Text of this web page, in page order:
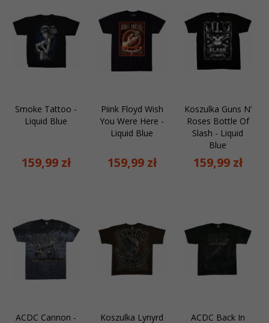
Smoke Tattoo -
Liquid Blue
159,99 zł
Piink Floyd Wish
You Were Here -
Liquid Blue
159,99 zł
Koszulka Guns N’
Roses Bottle Of
Slash - Liquid
Blue
159,99 zł
ACDC Cannon - Koszulka Lynyrd ACDC Back In